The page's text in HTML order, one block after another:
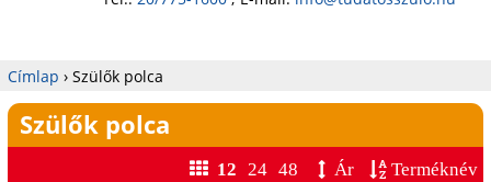
Jelenlegi
hely
Címlap › Szülők polca
Szülők polca
12 24 48 Ár Terméknév